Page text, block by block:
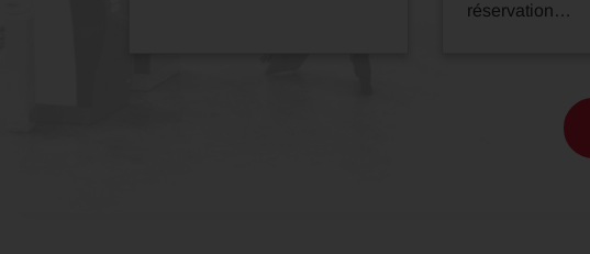
réservation…